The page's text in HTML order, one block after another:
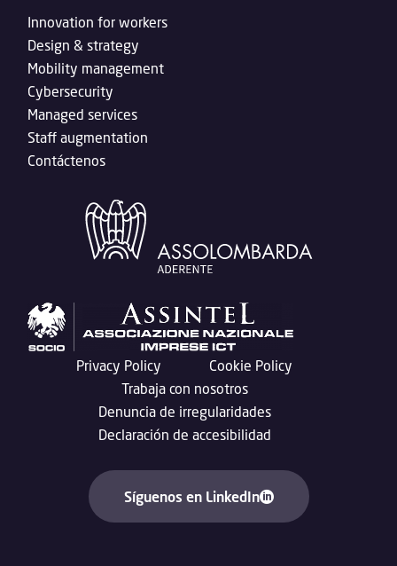
Innovation for workers
Design & strategy
Mobility management
Cybersecurity
Managed services
Staff augmentation
Contáctenos
Privacy Policy
Cookie Policy
Trabaja con nosotros
Denuncia de irregularidades
Declaración de accesibilidad
Síguenos en LinkedIn